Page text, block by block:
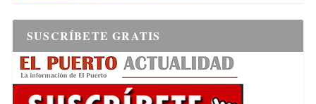
SUSCRÍBETE GRATIS